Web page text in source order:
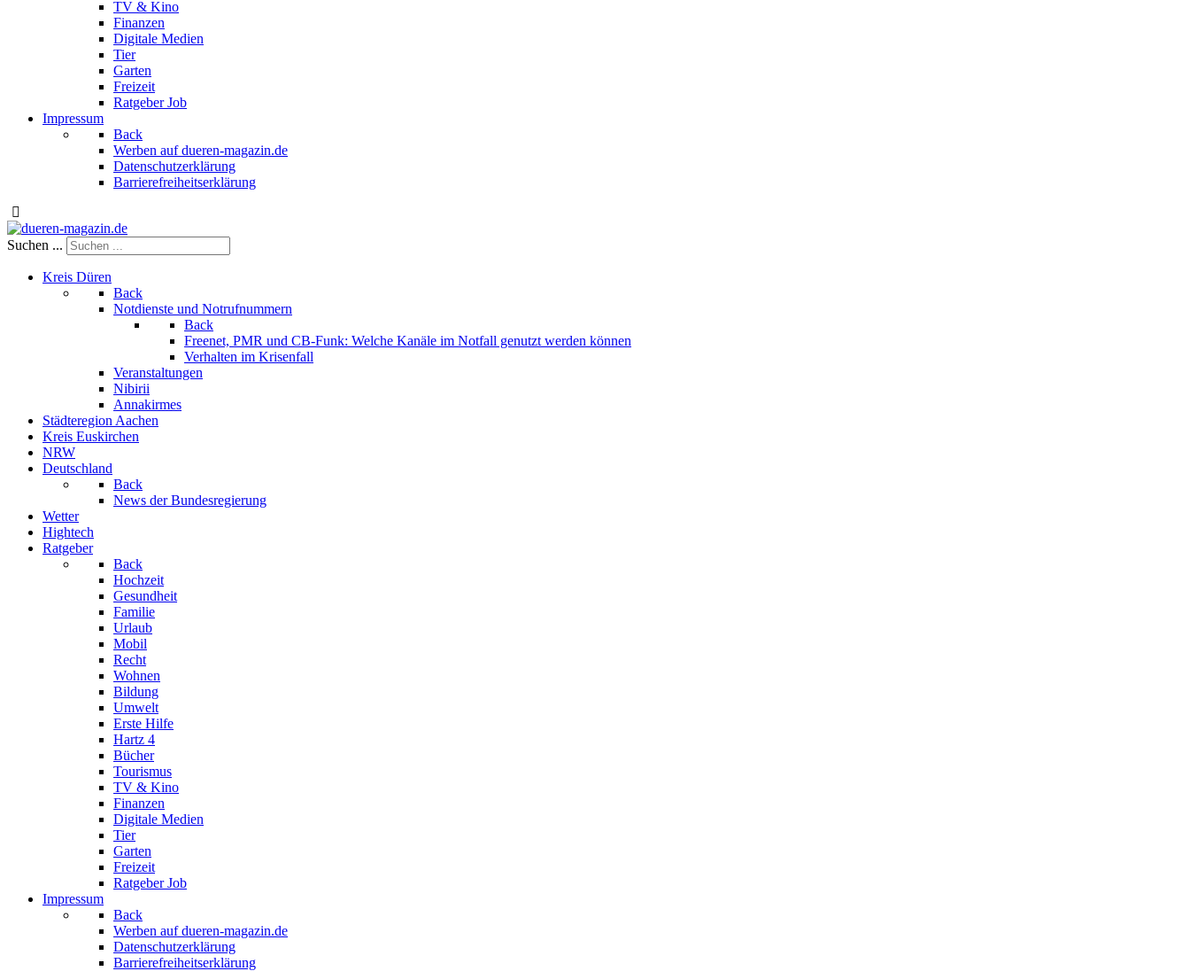
TV & Kino
Finanzen
Digitale Medien
Tier
Garten
Freizeit
Ratgeber Job
Impressum
Back
Werben auf dueren-magazin.de
Datenschutzerklärung
Barrierefreiheitserklärung
Suchen ...
Kreis Düren
Back
Notdienste und Notrufnummern
Back
Freenet, PMR und CB-Funk: Welche Kanäle im Notfall genutzt werden können
Verhalten im Krisenfall
Veranstaltungen
Nibirii
Annakirmes
Städteregion Aachen
Kreis Euskirchen
NRW
Deutschland
Back
News der Bundesregierung
Wetter
Hightech
Ratgeber
Back
Hochzeit
Gesundheit
Familie
Urlaub
Mobil
Recht
Wohnen
Bildung
Umwelt
Erste Hilfe
Hartz 4
Bücher
Tourismus
TV & Kino
Finanzen
Digitale Medien
Tier
Garten
Freizeit
Ratgeber Job
Impressum
Back
Werben auf dueren-magazin.de
Datenschutzerklärung
Barrierefreiheitserklärung